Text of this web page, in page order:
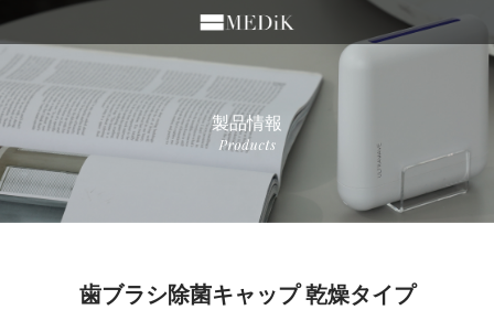
製品情報
歯ブラシ除菌キャップ 乾燥タイプ